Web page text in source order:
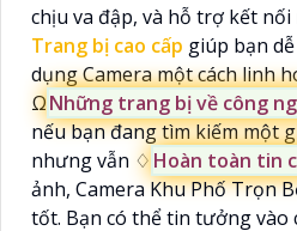
chịu va đập, và hỗ trợ kết
Trang bị cao cấp giúp bạn
dụng Camera một cách linh
ΩNhững trang bị về công
nếu bạn đang tìm kiếm một
nhưng vẫn ♢ Hoàn toàn tin
ảnh, Camera Khu Phố Trọn
tốt. Bạn có thể tin tưởng vào